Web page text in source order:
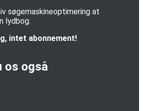
søgemaskineoptimering at
lydbog.
intet abonnement!
os også